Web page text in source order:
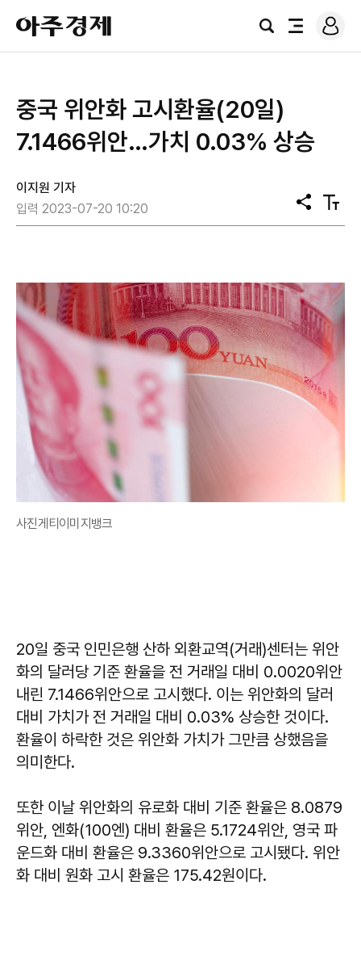
아
주
경
검
전
로
그
중국 위안화 고시환율(20일)
7.1466위안…가치 0.03% 상승
이지원 기자
입력 2023-07-20 10:20
공
유
텍
스
사진게티이미지뱅크
20일 중국 인민은행 산하 외환교역(거래)센터는 위안
화의 달러당 기준 환율을 전 거래일 대비 0.0020위안
내린 7.1466위안으로 고시했다. 이는 위안화의 달러
대비 가치가 전 거래일 대비 0.03% 상승한 것이다.
환율이 하락한 것은 위안화 가치가 그만큼 상했음을
의미한다.
또한 이날 위안화의 유로화 대비 기준 환율은 8.0879
위안, 엔화(100엔) 대비 환율은 5.1724위안, 영국 파
운드화 대비 환율은 9.3360위안으로 고시됐다. 위안
화 대비 원화 고시 환율은 175.42원이다.